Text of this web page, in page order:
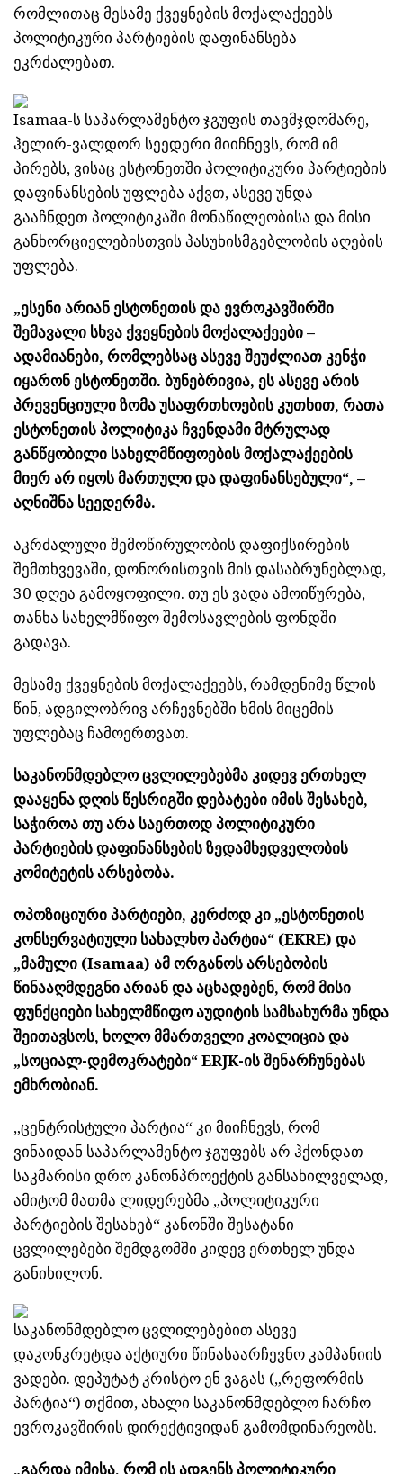
რომლითაც მესამე ქვეყნების მოქალაქეებს
პოლიტიკური პარტიების დაფინანსება
ეკრძალებათ.
Isamaa-ს საპარლამენტო ჯგუფის თავმჯდომარე,
ჰელირ-ვალდორ სეედერი მიიჩნევს, რომ იმ
პირებს, ვისაც ესტონეთში პოლიტიკური პარტიების
დაფინანსების უფლება აქვთ, ასევე უნდა
გააჩნდეთ პოლიტიკაში მონაწილეობისა და მისი
განხორციელებისთვის პასუხისმგებლობის აღების
უფლება.
„ესენი არიან ესტონეთის და ევროკავშირში
შემავალი სხვა ქვეყნების მოქალაქეები –
ადამიანები, რომლებსაც ასევე შეუძლიათ კენჭი
იყარონ ესტონეთში. ბუნებრივია, ეს ასევე არის
პრევენციული ზომა უსაფრთხოების კუთხით, რათა
ესტონეთის პოლიტიკა ჩვენდამი მტრულად
განწყობილი სახელმწიფოების მოქალაქეების
მიერ არ იყოს მართული და დაფინანსებული“, –
აღნიშნა სეედერმა.
აკრძალული შემოწირულობის დაფიქსირების
შემთხვევაში, დონორისთვის მის დასაბრუნებლად,
30 დღეა გამოყოფილი. თუ ეს ვადა ამოიწურება,
თანხა სახელმწიფო შემოსავლების ფონდში
გადავა.
მესამე ქვეყნების მოქალაქეებს, რამდენიმე წლის
წინ, ადგილობრივ არჩევნებში ხმის მიცემის
უფლებაც ჩამოერთვათ.
საკანონმდებლო ცვლილებებმა კიდევ ერთხელ
დააყენა დღის წესრიგში დებატები იმის შესახებ,
საჭიროა თუ არა საერთოდ პოლიტიკური
პარტიების დაფინანსების ზედამხედველობის
კომიტეტის არსებობა.
ოპოზიციური პარტიები, კერძოდ კი „ესტონეთის
კონსერვატიული სახალხო პარტია“ (EKRE) და
„მამული (Isamaa) ამ ორგანოს არსებობის
წინააღმდეგნი არიან და აცხადებენ, რომ მისი
ფუნქციები სახელმწიფო აუდიტის სამსახურმა უნდა
შეითავსოს, ხოლო მმართველი კოალიცია და
„სოციალ-დემოკრატები“ ERJK-ის შენარჩუნებას
ემხრობიან.
„ცენტრისტული პარტია“ კი მიიჩნევს, რომ
ვინაიდან საპარლამენტო ჯგუფებს არ ჰქონდათ
საკმარისი დრო კანონპროექტის განსახილველად,
ამიტომ მათმა ლიდერებმა „პოლიტიკური
პარტიების შესახებ“ კანონში შესატანი
ცვლილებები შემდგომში კიდევ ერთხელ უნდა
განიხილონ.
საკანონმდებლო ცვლილებებით ასევე
დაკონკრეტდა აქტიური წინასაარჩევნო კამპანიის
ვადები. დეპუტატ კრისტო ენ ვაგას („რეფორმის
პარტია“) თქმით, ახალი საკანონმდებლო ჩარჩო
ევროკავშირის დირექტივიდან გამომდინარეობს.
„გარდა იმისა, რომ ის ადგენს პოლიტიკური